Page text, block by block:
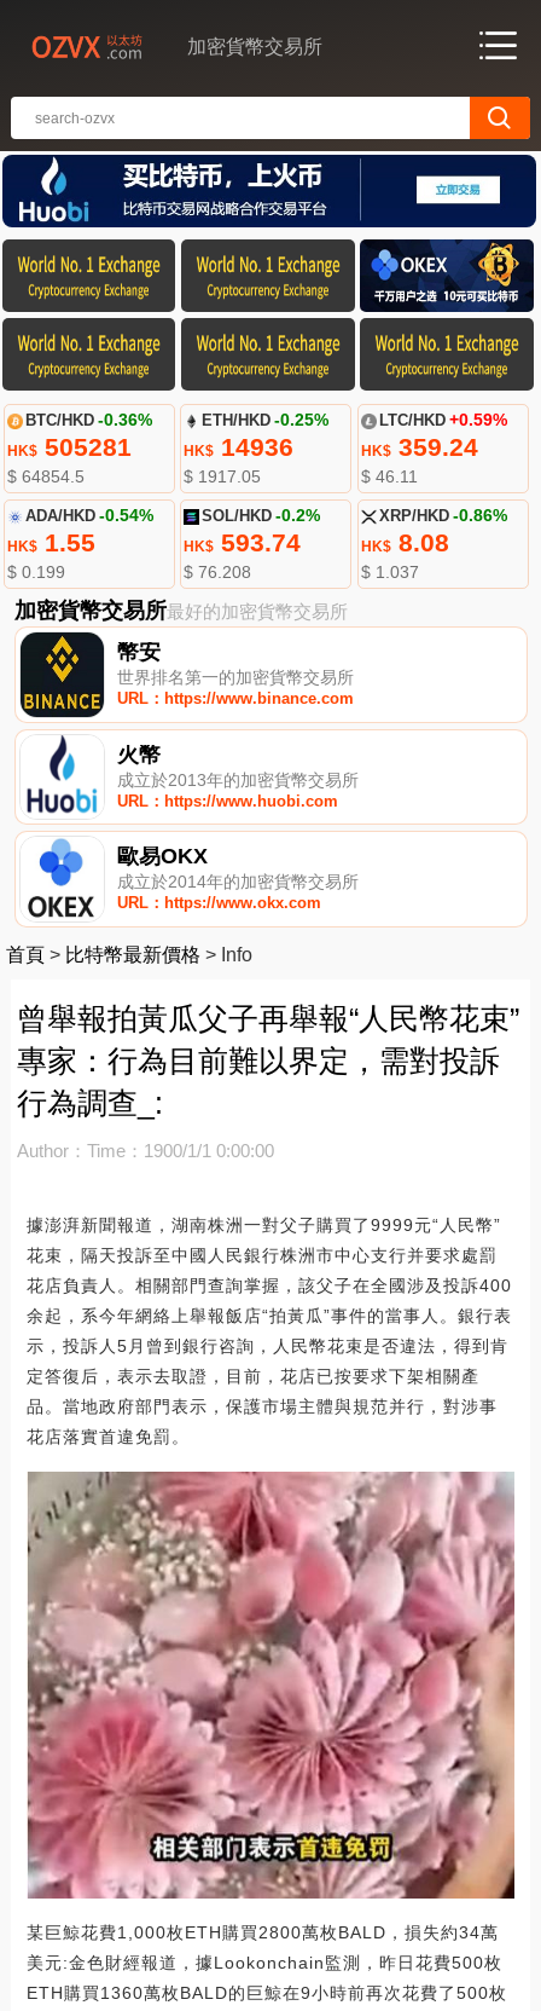
加密貨幣交易所
BTC/HKD -0.36%
HK$505281
$ 64854.5
ETH/HKD -0.25%
HK$ 14936
$ 1917.05
LTC/HKD +0.59%
HK$359.24
$ 46.11
ADA/HKD -0.54%
HK$1.55
$ 0.199
SOL/HKD -0.2%
HK$ 593.74
$ 76.208
XRP/HKD -0.86%
HK$8.08
$ 1.037
加密貨幣交易所最好的加密貨幣交易所
幣安
世界排名第一的加密貨幣交易所
URL：https://www.binance.com
火幣
成立於2013年的加密貨幣交易所
URL：https://www.huobi.com
歐易OKX
成立於2014年的加密貨幣交易所
URL：https://www.okx.com
首頁 > 比特幣最新價格 > Info
曾舉報拍黃瓜父子再舉報“人民幣花束”
專家：行為目前難以界定，需對投訴
行為調查_:
Author： Time：1900/1/1 0:00:00
據澎湃新聞報道，湖南株洲一對父子購買了9999元“人民幣”
花束，隔天投訴至中國人民銀行株洲市中心支行并要求處罰
花店負責人。相關部門查詢掌握，該父子在全國涉及投訴400
余起，系今年網絡上舉報飯店“拍黃瓜”事件的當事人。銀行表
示，投訴人5月曾到銀行咨詢，人民幣花束是否違法，得到肯
定答復后，表示去取證，目前，花店已按要求下架相關產
品。當地政府部門表示，保護市場主體與規范并行，對涉事
花店落實首違免罰。
某巨鯨花費1,000枚ETH購買2800萬枚BALD，損失約34萬
美元:金色財經報道，據Lookonchain監測，昨日花費500枚
ETH購買1360萬枚BALD的巨鯨在9小時前再次花費了500枚